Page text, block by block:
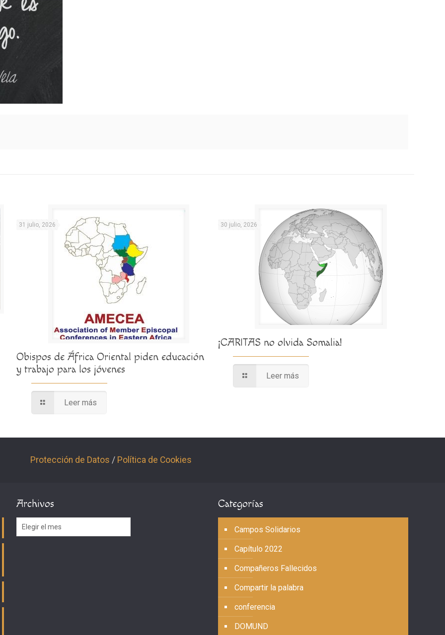
31 julio, 2026
Obispos de África Oriental piden educación
y trabajo para los jóvenes
Leer más
30 julio, 2026
¡CARITAS no olvida Somalia!
Leer más
Protección de Datos / Política de Cookies
Archivos
Archivos
Categorías
Campos Solidarios
Capítulo 2022
Compañeros Fallecidos
Compartir la palabra
conferencia
DOMUND